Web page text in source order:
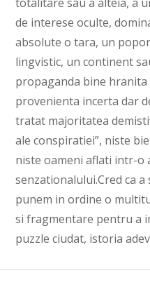
de interese oculte,
absolute o tara, un
lingvistic, un continent
propaganda bine
provenienta incerta dar
tratat majoritatea
ale conspiratiei”, niste
niste oameni aflati intr-o
senzationalului.Cred ca
punem in ordine o
si fragmentare pentru a
puzzle ciudat, istoria